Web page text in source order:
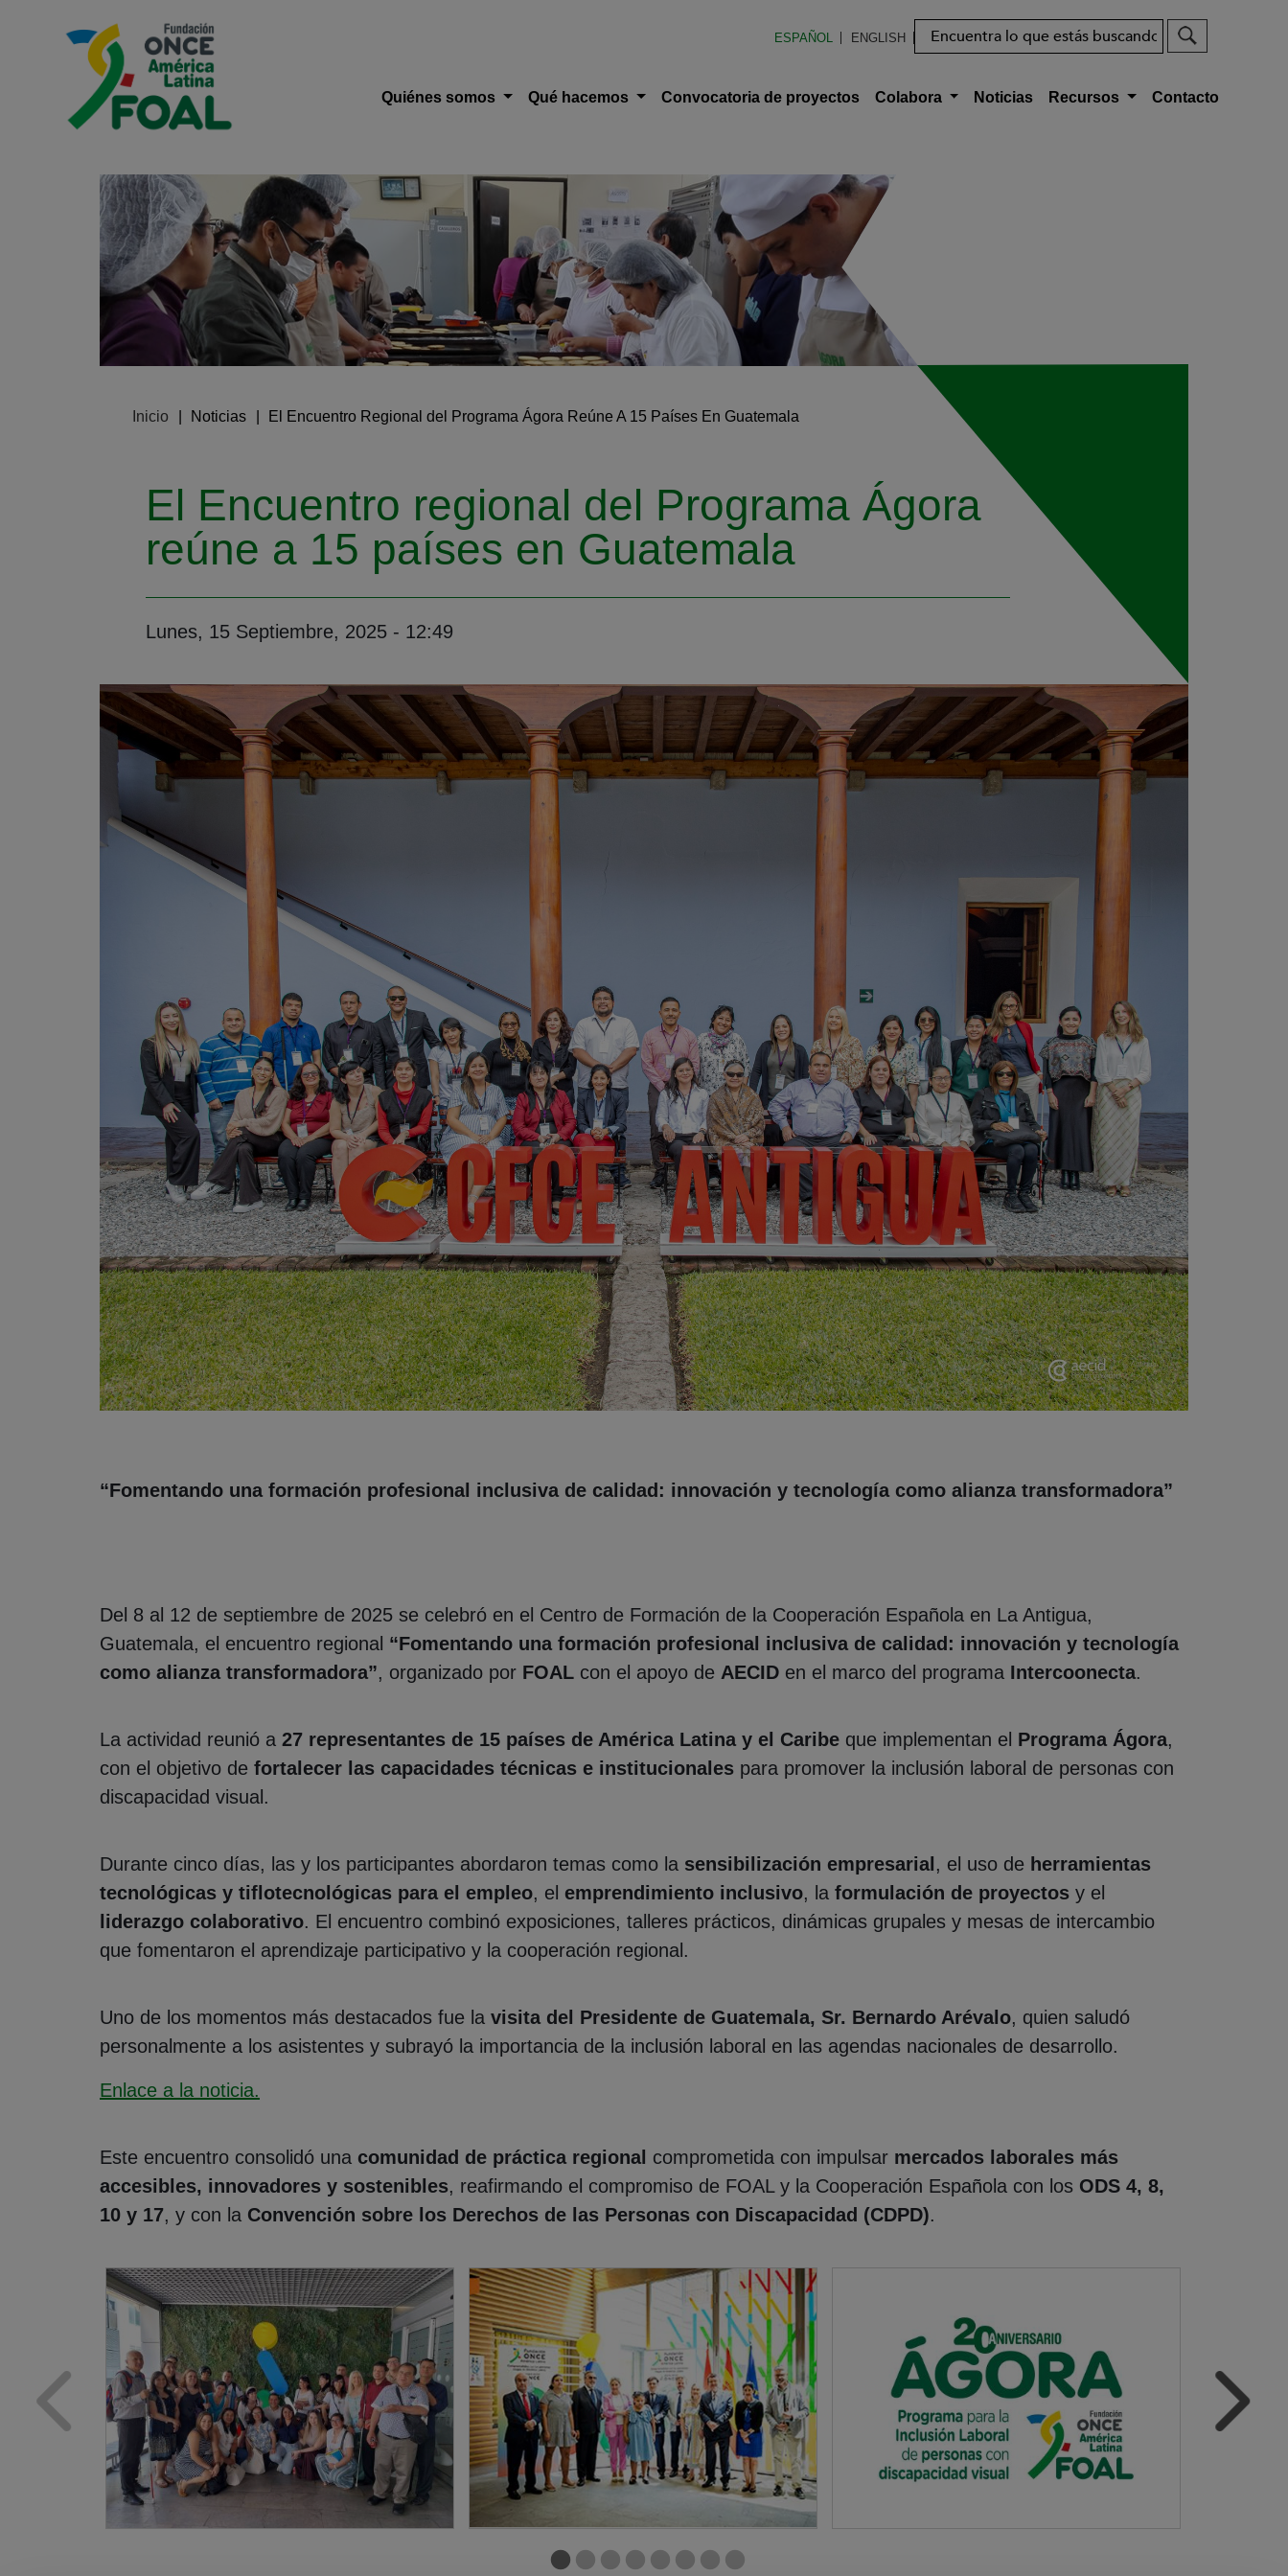
Logo de Fundación ONCE en América Latina (FOAL)ESPAÑOL ENGLISH
Buscar
Quiénes somos Qué hacemos Convocatoria de proyectos Colabora Noticias Recursos Contacto
Ruta de navegación
Inicio Noticias El Encuentro Regional del Programa Ágora Reúne A 15 Países En Guatemala
El Encuentro regional del Programa Ágora
reúne a 15 países en Guatemala
Lunes, 15 Septiembre, 2025 - 12:49
“Fomentando una formación profesional inclusiva de calidad: innovación y tecnología como alianza transformadora”
Del 8 al 12 de septiembre de 2025 se celebró en el Centro de Formación de la Cooperación Española en La Antigua,
Guatemala, el encuentro regional “Fomentando una formación profesional inclusiva de calidad: innovación y tecnología
como alianza transformadora”, organizado por FOAL con el apoyo de AECID en el marco del programa Intercoonecta.
La actividad reunió a 27 representantes de 15 países de América Latina y el Caribe que implementan el Programa Ágora,
con el objetivo de fortalecer las capacidades técnicas e institucionales para promover la inclusión laboral de personas con
discapacidad visual.
Durante cinco días, las y los participantes abordaron temas como la sensibilización empresarial, el uso de herramientas
tecnológicas y tiflotecnológicas para el empleo, el emprendimiento inclusivo, la formulación de proyectos y el
liderazgo colaborativo. El encuentro combinó exposiciones, talleres prácticos, dinámicas grupales y mesas de intercambio
que fomentaron el aprendizaje participativo y la cooperación regional.
Uno de los momentos más destacados fue la visita del Presidente de Guatemala, Sr. Bernardo Arévalo, quien saludó
personalmente a los asistentes y subrayó la importancia de la inclusión laboral en las agendas nacionales de desarrollo.
Enlace a la noticia.
Este encuentro consolidó una comunidad de práctica regional comprometida con impulsar mercados laborales más
accesibles, innovadores y sostenibles, reafirmando el compromiso de FOAL y la Cooperación Española con los ODS 4, 8,
10 y 17, y con la Convención sobre los Derechos de las Personas con Discapacidad (CDPD).
Noticias
destacadas